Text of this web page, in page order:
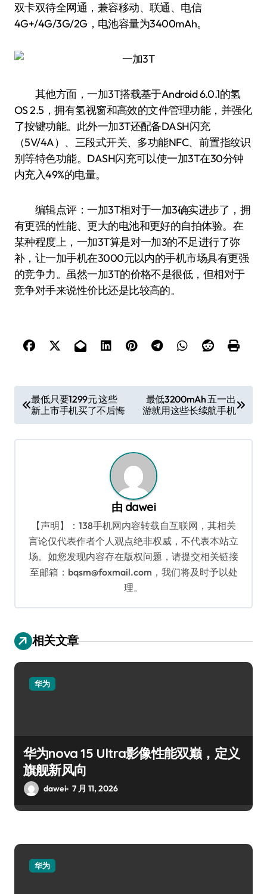
双卡双待全网通，兼容移动、联通、电信
4G+/4G/3G/2G，电池容量为3400mAh。
其他方面，一加3T搭载基于Android 6.0.1的氢
OS 2.5，拥有氢视窗和高效的文件管理功能，并强化
了按键功能。此外一加3T还配备DASH闪充
（5V/4A）、三段式开关、多功能NFC、前置指纹识
别等特色功能。DASH闪充可以使一加3T在30分钟
内充入49%的电量。
编辑点评：一加3T相对于一加3确实进步了，拥
有更强的性能、更大的电池和更好的自拍体验。在
某种程度上，一加3T算是对一加3的不足进行了弥
补，让一加手机在3000元以内的手机市场具有更强
的竞争力。虽然一加3T的价格不是很低，但相对于
竞争对手来说性价比还是比较高的。
章
导
最低只要1299元 这些
新上市手机买了不后悔
最低3200mAh 五一出
游就用这些长续航手机
由 dawei
【声明】：138手机网内容转载自互联网，其相关
言论仅代表作者个人观点绝非权威，不代表本站立
场。如您发现内容存在版权问题，请提交相关链接
至邮箱：bqsm@foxmail.com，我们将及时予以处
理。
相关文章
华为
华为nova 15 Ultra影像性能双巅，定义
旗舰新风向
dawei 7 月 11, 2026
华为